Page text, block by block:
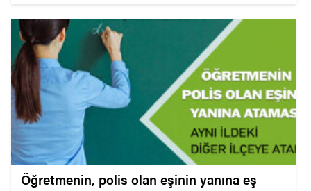
cezanın iptali.
Öğretmenin, polis olan eşinin yanına eş